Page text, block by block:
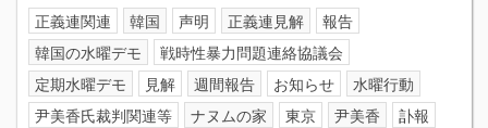
正義連関連 韓国 声明 正義連見解
報告
韓国の水曜デモ
戦時性暴力問題連絡協議会
定期水曜デモ
見解 週間報告 お知らせ
水曜行動
尹美香氏裁判関連等
ナヌムの家 東京 尹美香
訃報